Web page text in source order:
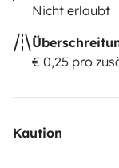
Nicht erlaubt
€ 0,25 pro
Kaution